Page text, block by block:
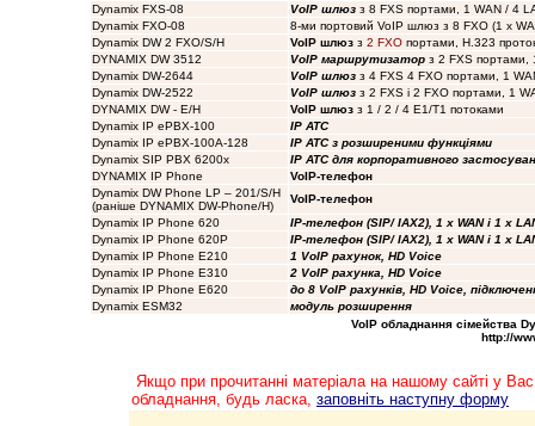
Dynamix FXS-08
VoIP шлюз з 8 FXS портами, 1 WAN / 4
Dynamix FXO-08
8-ми портовий VoIP шлюз з 8 FXO (1 x
Dynamix DW 2 FXO/S/H
VoIP шлюз з 2 FXO портами, H.323
DYNAMIX DW 3512
VoIP маршрутизатор з 2 FXS портами,
Dynamix DW-2644
VoIP шлюз з 4 FXS 4 FXO портами, 1
Dynamix DW-2522
VoIP шлюз з 2 FXS і 2 FXO портами, 1
DYNAMIX DW - E/H
VoIP шлюз з 1 / 2 / 4 E1/T1 потоками
Dynamix IP ePBX-100
IP ATC
Dynamix IP ePBX-100A-128
IP ATC з розширеними функціями
Dynamix SIP PBX 6200x
IP ATC для корпоративного
DYNAMIX IP Phone
VoIP-телефон
Dynamix DW Phone LP – 201/S/H
(раніше DYNAMIX DW-Phone/H)
VoIP-телефон
Dynamix IP Phone 620
IP-телефон (SIP/ IAX2), 1 x WAN і 1 x
Dynamix IP Phone 620P
IP-телефон (SIP/ IAX2), 1 x WAN і 1 x
Dynamix IP Phone E210
1 VoIP рахунок, HD Voice
Dynamix IP Phone E310
2 VoIP рахунка, HD Voice
Dynamix IP Phone E620
до 8 VoIP рахунків, HD Voice,
Dynamix ESM32
модуль розширення
VoIP обладнання сімейства
http://
Якщо при прочитанні матеріала на нашому сайті у
обладнання, будь ласка, заповніть наступну форму